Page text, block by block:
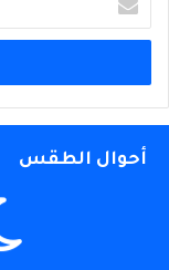
بريدك
الإلكتروني
أحوال الطقس